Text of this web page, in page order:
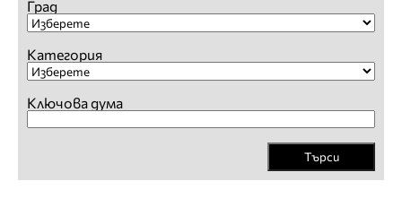
Град
Категория
Ключова дума
Търси